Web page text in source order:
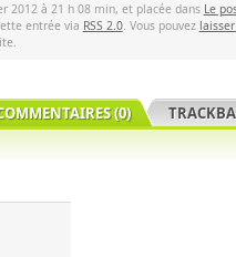
2012 à 21 h 08 min, et placée dans Le
entrée via RSS 2.0. Vous pouvez
(0)